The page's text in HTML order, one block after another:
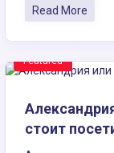
Read More
Featured
стоит